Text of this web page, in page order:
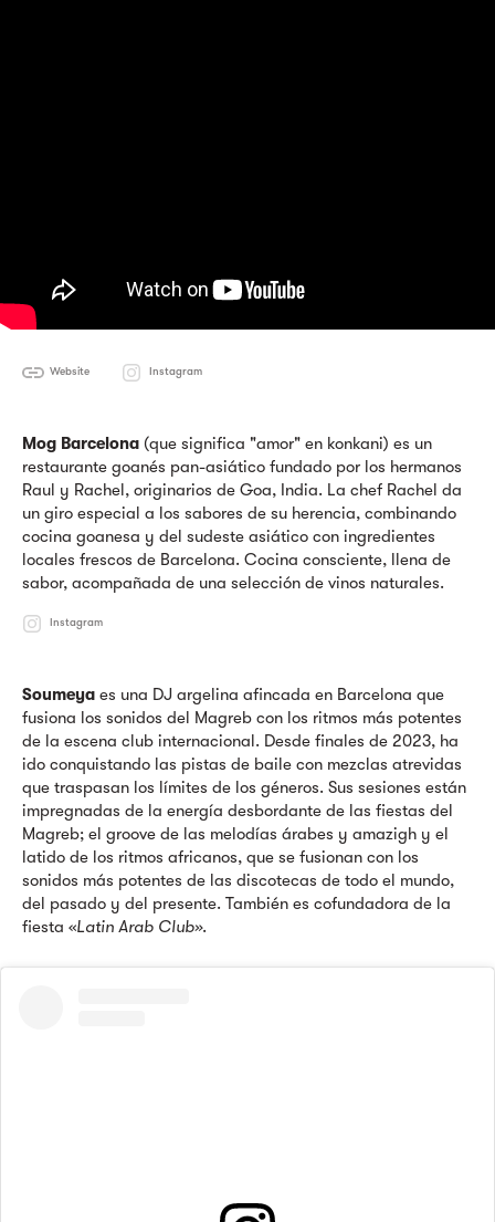
Website Instagram
Mog Barcelona (que significa "amor" en konkani) es un
restaurante goanés pan-asiático fundado por los hermanos
Raul y Rachel, originarios de Goa, India. La chef Rachel da
un giro especial a los sabores de su herencia, combinando
cocina goanesa y del sudeste asiático con ingredientes
locales frescos de Barcelona. Cocina consciente, llena de
sabor, acompañada de una selección de vinos naturales.
Instagram
Soumeya es una DJ argelina afincada en Barcelona que
fusiona los sonidos del Magreb con los ritmos más potentes
de la escena club internacional. Desde finales de 2023, ha
ido conquistando las pistas de baile con mezclas atrevidas
que traspasan los límites de los géneros. Sus sesiones están
impregnadas de la energía desbordante de las fiestas del
Magreb; el groove de las melodías árabes y amazigh y el
latido de los ritmos africanos, que se fusionan con los
sonidos más potentes de las discotecas de todo el mundo,
del pasado y del presente. También es cofundadora de la
fiesta «Latin Arab Club».